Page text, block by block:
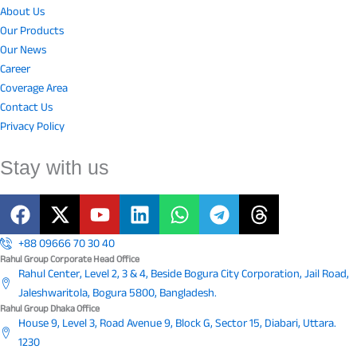
About Us
Our Products
Our News
Career
Coverage Area
Contact Us
Privacy Policy
Stay with us
F
a
c
e
b
o
o
k
X
-
t
w
i
t
t
Y
o
u
t
u
b
e
L
i
n
k
e
d
i
W
h
a
t
s
a
p
T
e
l
e
g
a
T
h
r
e
a
s
+88 09666 70 30 40
Rahul Group Corporate Head Office
Rahul Center, Level 2, 3 & 4, Beside Bogura City Corporation, Jail Road,
Jaleshwaritola, Bogura 5800, Bangladesh.
Rahul Group Dhaka Office
House 9, Level 3, Road Avenue 9, Block G, Sector 15, Diabari, Uttara.
1230